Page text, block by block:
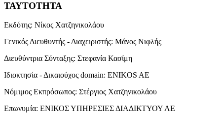
ΤΑΥΤΟΤΗΤΑ
Εκδότης: Νίκος Χατζηνικολάου
Γενικός Διευθυντής - Διαχειριστής: Μάνος Νιφλής
Διευθύντρια Σύνταξης: Στεφανία Κασίμη
Ιδιοκτησία - Δικαιούχος domain: ENIKOS AE
Νόμιμος Εκπρόσωπος: Στέργιος Χατζηνικολάου
Επωνυμία: ΕΝΙΚΟΣ ΥΠΗΡΕΣΙΕΣ ΔΙΑΔΙΚΤΥΟΥ ΑΕ